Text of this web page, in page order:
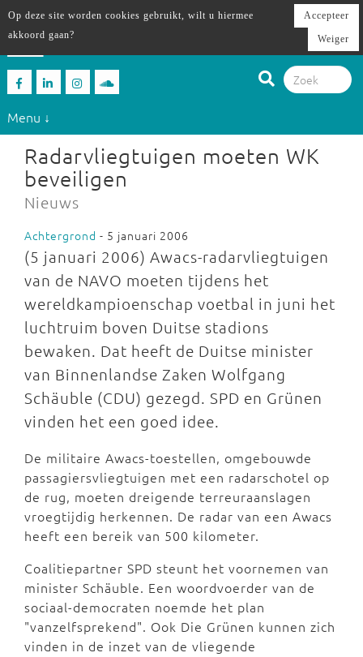
Menu ↓
Radarvliegtuigen moeten WK
beveiligen
Nieuws
Achtergrond - 5 januari 2006
(5 januari 2006) Awacs-radarvliegtuigen
van de NAVO moeten tijdens het
wereldkampioenschap voetbal in juni het
luchtruim boven Duitse stadions
bewaken. Dat heeft de Duitse minister
van Binnenlandse Zaken Wolfgang
Schäuble (CDU) gezegd. SPD en Grünen
vinden het een goed idee.
De militaire Awacs-toestellen, omgebouwde
passagiersvliegtuigen met een radarschotel op
de rug, moeten dreigende terreuraanslagen
vroegtijdig herkennen. De radar van een Awacs
heeft een bereik van 500 kilometer.
Coalitiepartner SPD steunt het voornemen van
minister Schäuble. Een woordvoerder van de
sociaal-democraten noemde het plan
"vanzelfsprekend". Ook Die Grünen kunnen zich
vinden in de inzet van de vliegende
Op deze site worden cookies gebruikt, wilt u hiermee
akkoord gaan?
Accepteer
Weiger